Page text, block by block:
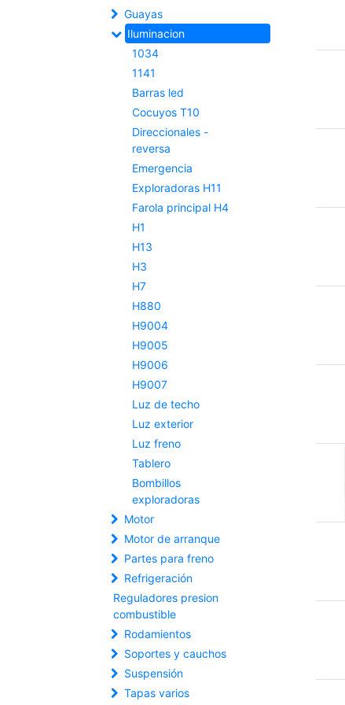
Guayas
Iluminacion
1034
1141
Barras led
Cocuyos T10
Direccionales -
reversa
Emergencia
Exploradoras H11
Farola principal H4
H1
H13
H3
H7
H880
H9004
H9005
H9006
H9007
Luz de techo
Luz exterior
Luz freno
Tablero
Bombillos
exploradoras
Motor
Motor de arranque
Partes para freno
Refrigeración
Reguladores presion
combustible
Rodamientos
Soportes y cauchos
Suspensión
Tapas varios